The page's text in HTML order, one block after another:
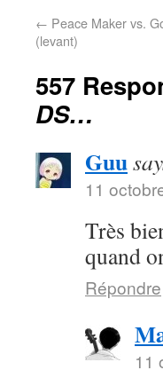
← Peace Maker vs.
(levant)
557
DS…
Guu
11
Très
quand
Répondre
11